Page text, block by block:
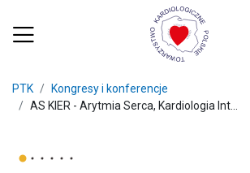
PTK
Kongresy i konferencje
AS KIER - Arytmia Serca, Kardiologia Int...